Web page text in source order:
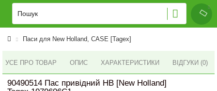
Паси для New Holland, CASE [Tagex]
УСЕ ПРО ТОВАР ОПИС ХАРАКТЕРИСТИКИ ВІДГУКИ (0)
90490514 Пас привідний HB [New Holland]